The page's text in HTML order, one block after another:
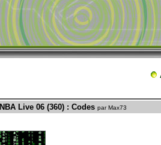
NBA Live 06 (360) : Codes par Max73